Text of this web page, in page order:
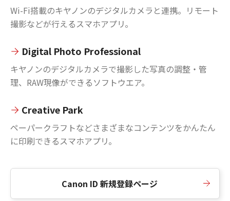
Wi-Fi搭載のキヤノンのデジタルカメラと連携。リモート
撮影などが行えるスマホアプリ。
Digital Photo Professional
キヤノンのデジタルカメラで撮影した写真の調整・管
理、RAW現像ができるソフトウエア。
Creative Park
ペーパークラフトなどさまざまなコンテンツをかんたん
に印刷できるスマホアプリ。
Canon ID 新規登録ページ